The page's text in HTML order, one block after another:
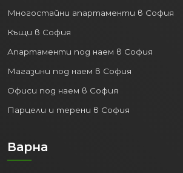
Многостайни апартаменти в София
Къщи в София
Апартаменти под наем в София
Магазини под наем в София
Офиси под наем в София
Парцели и терени в София
Варна